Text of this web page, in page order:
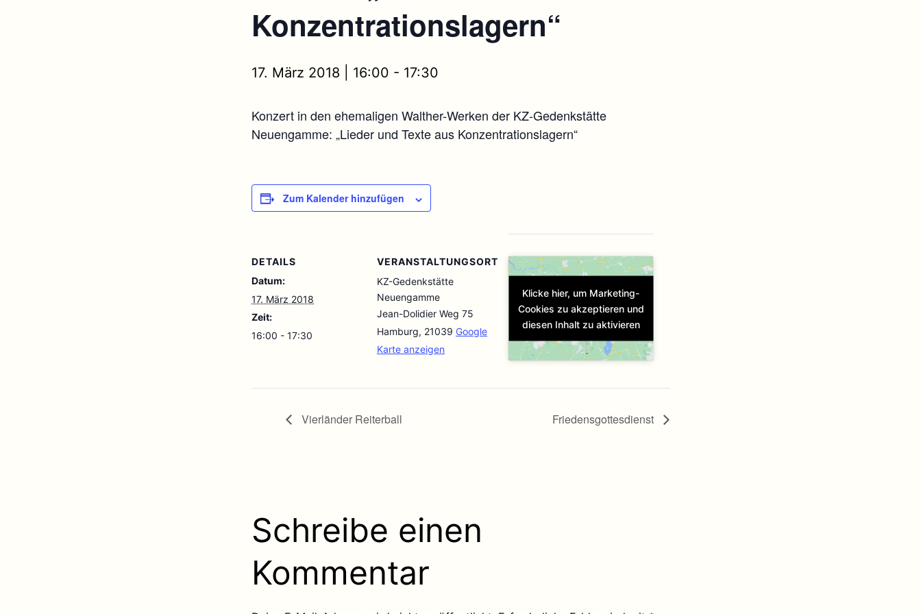
Konzentrationslagern“
17. März 2018 | 16:00 - 17:30
Konzert in den ehemaligen Walther-Werken der KZ-Gedenkstätte
Neuengamme: „Lieder und Texte aus Konzentrationslagern“
Zum Kalender hinzufügen
DETAILS
Datum:
17. März 2018
Zeit:
16:00 - 17:30
VERANSTALTUNGSORT
KZ-Gedenkstätte
Neuengamme
Jean-Dolidier Weg 75
Hamburg, 21039 Google
Karte anzeigen
Klicke hier, um Marketing-
Cookies zu akzeptieren und
diesen Inhalt zu aktivieren
Vierländer Reiterball Friedensgottesdienst
Schreibe einen
Kommentar